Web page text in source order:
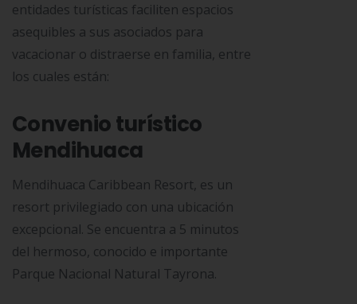
entidades turísticas faciliten espacios
asequibles a sus asociados para
vacacionar o distraerse en familia, entre
los cuales están:
Convenio turístico
Mendihuaca
Mendihuaca Caribbean Resort, es un
resort privilegiado con una ubicación
excepcional. Se encuentra a 5 minutos
del hermoso, conocido e importante
Parque Nacional Natural Tayrona.